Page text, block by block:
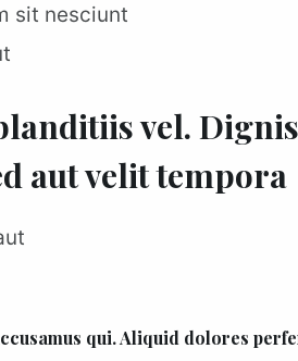
sit nesciunt
vel.
aut velit tempora
qui. Aliquid dolores